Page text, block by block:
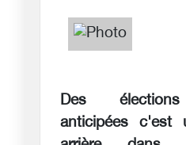
Des
anticipées c'est